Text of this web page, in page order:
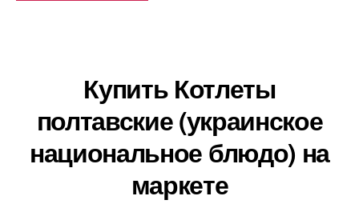
Купить Котлеты
полтавские (украинское
национальное блюдо) на
маркете